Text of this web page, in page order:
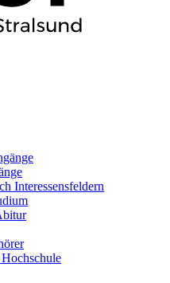
Interessensfeldern